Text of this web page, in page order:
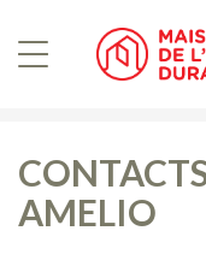
contenu
AMELIO